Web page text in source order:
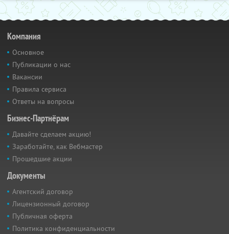
Компания
Основное
Публикации о нас
Вакансии
Правила сервиса
Ответы на вопросы
Бизнес-Партнёрам
Давайте сделаем акцию!
Заработайте, как Вебмастер
Прошедшие акции
Документы
Агентский договор
Лицензионный договор
Публичная оферта
Политика конфиденциальности